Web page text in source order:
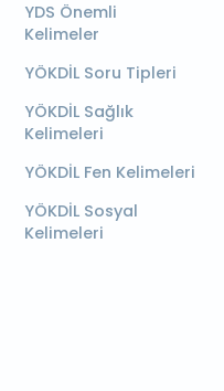
YDS Önemli
Kelimeler
YÖKDİL Soru Tipleri
YÖKDİL Sağlık
Kelimeleri
YÖKDİL Fen Kelimeleri
YÖKDİL Sosyal
Kelimeleri